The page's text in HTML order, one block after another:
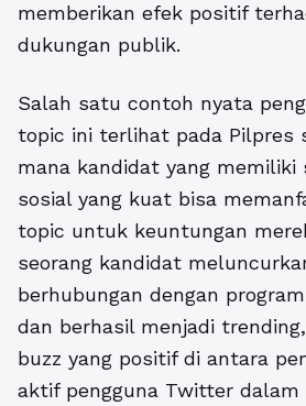
memberikan efek positif
dukungan publik.
Salah satu contoh nyata
topic ini terlihat pada Pilpres
mana kandidat yang memiliki
sosial yang kuat bisa
topic untuk keuntungan
seorang kandidat
berhubungan dengan
dan berhasil menjadi
buzz yang positif di antara
aktif pengguna Twitter dalam